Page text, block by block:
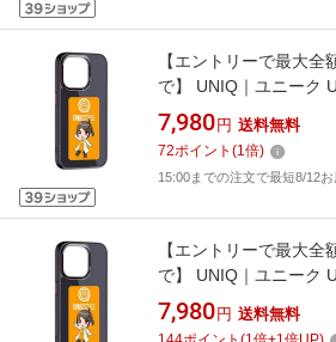
【エントリーで最大全
で】 UNIQ｜ユニーク
iPhone 15（6.1インチ
URR-SC15_BL
7,980 円 送料無料
72ポイント (1倍)
15:00までの注文で最短8/12お
【エントリーで最大全
で】 UNIQ｜ユニーク
iPhone 15 Pro（6.1イ
URR-SC15PRO_BL
7,980 円 送料無料